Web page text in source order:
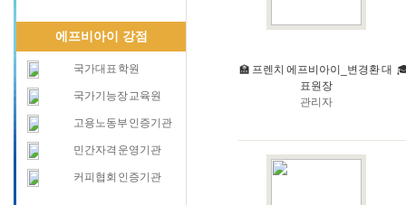
에프비아이 강점
국가대표 학원
국가기능장 교육원
고용노동부 인증기관
민간자격 운영기관
커피협회 인증기관
🏫 프렌치 에프비아이_변경환 대
표원장
관리자